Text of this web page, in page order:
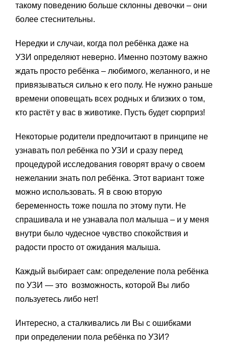
такому поведению больше склонны девочки – они
более стеснительны.
Нередки и случаи, когда пол ребёнка даже на
УЗИ определяют неверно. Именно поэтому важно
ждать просто ребёнка – любимого, желанного, и не
привязываться сильно к его полу. Не нужно раньше
времени оповещать всех родных и близких о том,
кто растёт у вас в животике. Пусть будет сюрприз!
Некоторые родители предпочитают в принципе не
узнавать пол ребёнка по УЗИ и сразу перед
процедурой исследования говорят врачу о своем
нежелании знать пол ребёнка. Этот вариант тоже
можно использовать. Я в свою вторую
беременность тоже пошла по этому пути. Не
спрашивала и не узнавала пол малыша – и у меня
внутри было чудесное чувство спокойствия и
радости просто от ожидания малыша.
Каждый выбирает сам: определение пола ребёнка
по УЗИ — это возможность, которой Вы либо
пользуетесь либо нет!
Интересно, а сталкивались ли Вы с ошибками
при определении пола ребёнка по УЗИ?